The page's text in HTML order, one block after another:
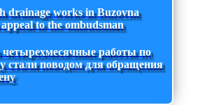
drainage works in Buzovna
to the ombudsman
четырехмесячные работы по
стали поводом для обращения